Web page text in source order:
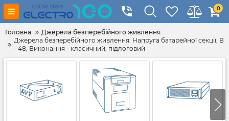
0
Головна
Джерела безперебійного живлення
Джерела безперебійного живлення: Напруга батарейної секції, В
- 48, Виконання - класичний, підлоговий